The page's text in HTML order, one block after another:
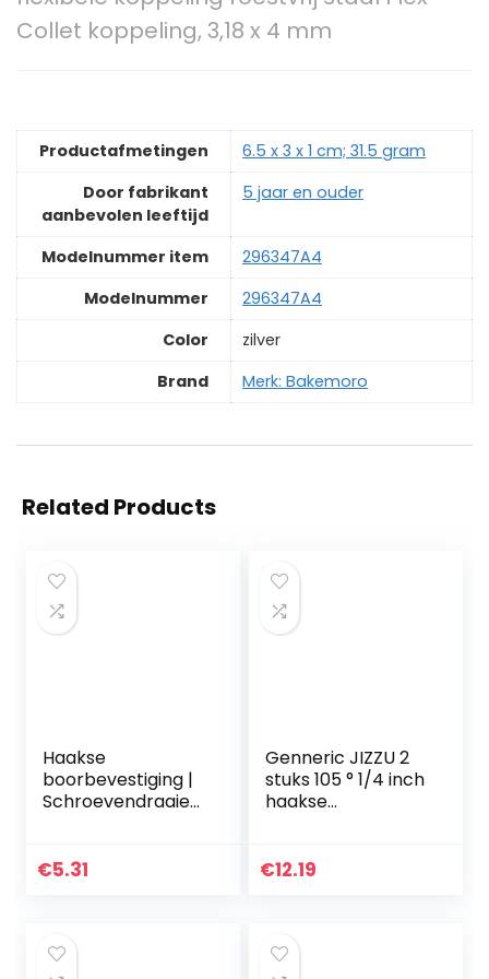
Collet koppeling, 3,18 x 4 mm
Productafmetingen
‎6.5 x 3 x 1 cm; 31.5 gram
Door fabrikant
aanbevolen leeftijd
‎5 jaar en ouder
Modelnummer item
‎296347A4
Modelnummer
‎296347A4
Color
‎zilver
Brand
Merk: Bakemoro
Related Products
Haakse
boorbevestiging |
Schroevendraaier
Handgereedschap
dopsleutels
€5.31
Genneric JIZZU 2
stuks 105 ° 1/4 inch
haakse
schroevendraaier
Boorgereedschap,
€12.19